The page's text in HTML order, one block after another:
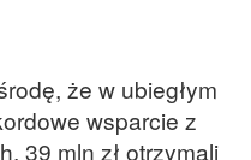
że w ubiegłym
wsparcie z
39 mln zł otrzymali